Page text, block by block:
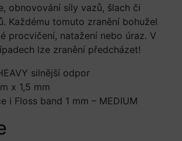
obnovování síly vazů, šlach či
Každému tomuto zranění bohužel
procvičení, natažení nebo úraz. V
lze zranění předcházet!
silnější odpor
x 1,5 mm
i Floss band 1 mm – MEDIUM